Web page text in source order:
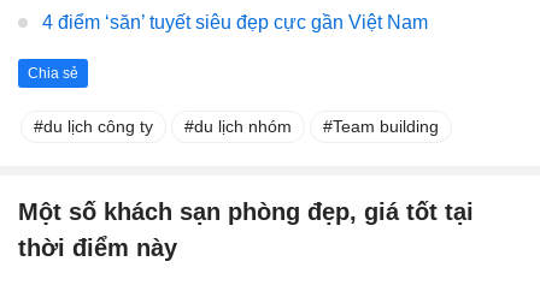
4 điểm ‘săn’ tuyết siêu đẹp cực gần Việt Nam
Chia sẻ
du lịch công ty du lịch nhóm Team building
Một số khách sạn phòng đẹp, giá tốt tại
thời điểm này